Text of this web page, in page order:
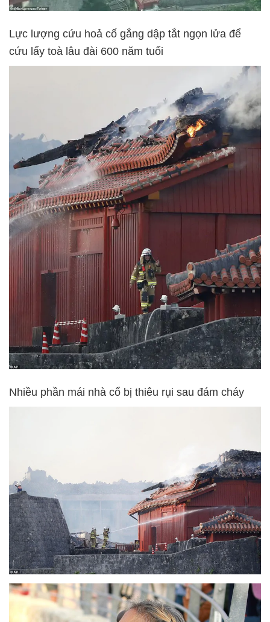
Lực lượng cứu hoả cố gắng dập tắt ngọn lửa để
cứu lấy toà lâu đài 600 năm tuổi
Nhiều phần mái nhà cổ bị thiêu rụi sau đám cháy